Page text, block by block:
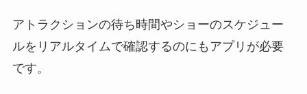
アトラクションの待ち時間やショーのスケジュー
ルをリアルタイムで確認するのにもアプリが必要
です。